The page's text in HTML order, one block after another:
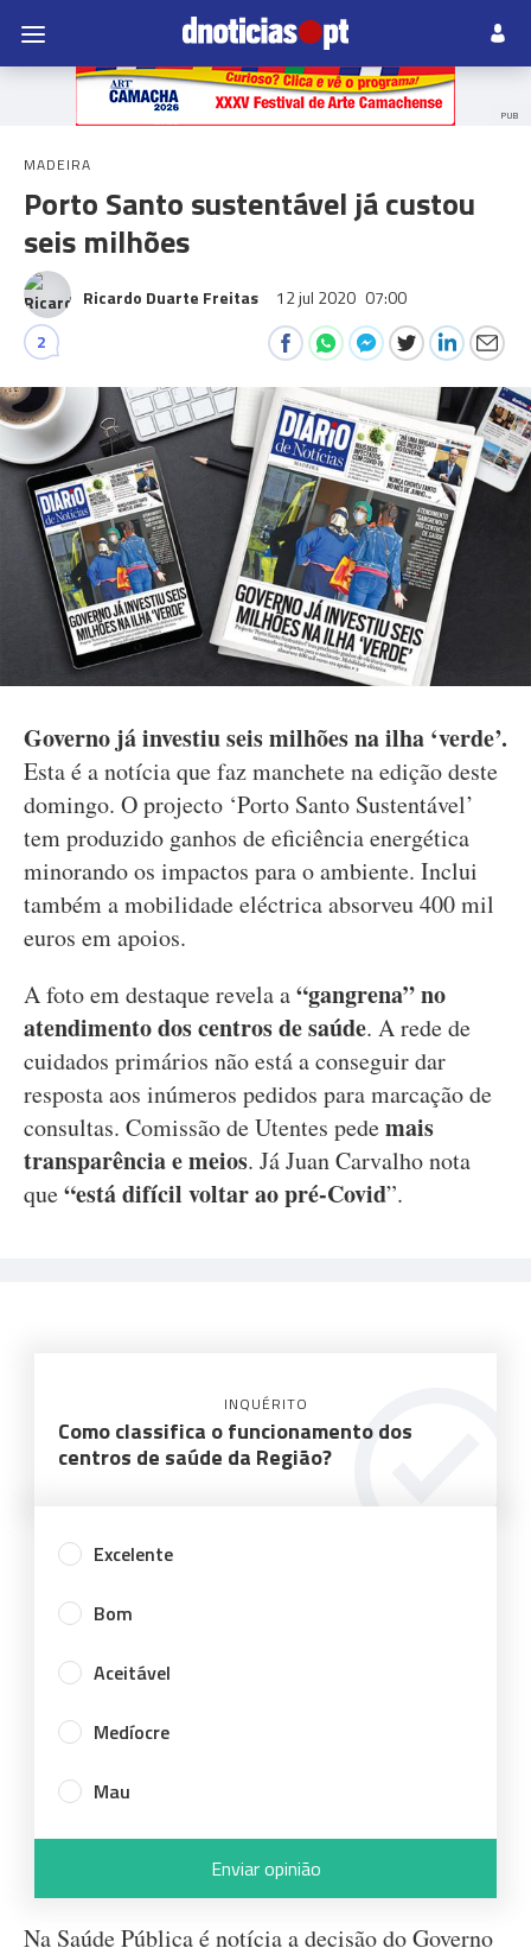
PUB
MADEIRA
Porto Santo sustentável já custou
seis milhões
Ricardo Duarte Freitas 12 jul 2020 07:00
2
Governo já investiu seis milhões na ilha ‘verde’.
Esta é a notícia que faz manchete na edição deste
domingo. O projecto ‘Porto Santo Sustentável’
tem produzido ganhos de eficiência energética
minorando os impactos para o ambiente. Inclui
também a mobilidade eléctrica absorveu 400 mil
euros em apoios.
A foto em destaque revela a“gangrena” no
atendimento dos centros de saúde. Arede de
cuidados primários não está a conseguir dar
resposta aos inúmeros pedidos para marcação de
consultas. Comissão de Utentes pedemais
transparência e meios. Já Juan Carvalho nota
que“está difícil voltar ao pré-Covid”.
INQUÉRITO
Como classifica o funcionamento dos
centros de saúde da Região?
Excelente
Bom
Aceitável
Medíocre
Mau
Enviar opinião
Na Saúde Pública é notícia a decisão do Governo